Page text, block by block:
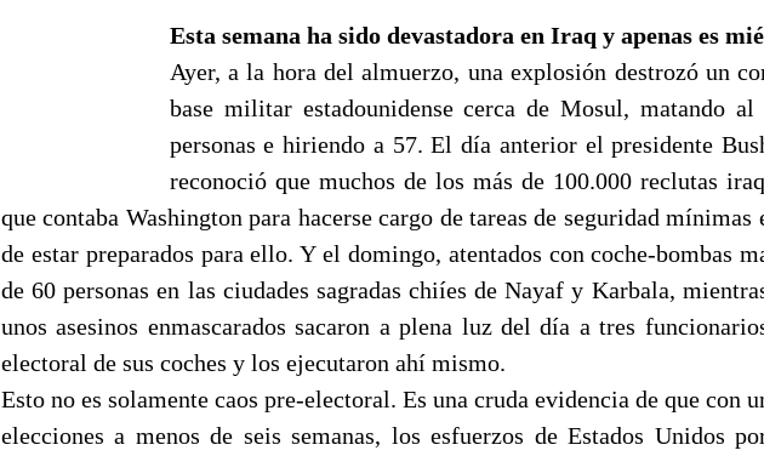
Esta semana ha sido devastadora en Iraq y apenas es
Ayer, a la hora del almuerzo, una explosión destrozó un
base militar estadounidense cerca de Mosul, matando
personas e hiriendo a 57. El día anterior el presidente
reconoció que muchos de los más de 100.000 reclutas
que contaba Washington para hacerse cargo de tareas de seguridad mínimas
de estar preparados para ello. Y el domingo, atentados con coche-bombas
de 60 personas en las ciudades sagradas chiíes de Nayaf y Karbala,
unos asesinos enmascarados sacaron a plena luz del día a tres
electoral de sus coches y los ejecutaron ahí mismo.
Esto no es solamente caos pre-electoral. Es una cruda evidencia de que con
elecciones a menos de seis semanas, los esfuerzos de Estados Unidos